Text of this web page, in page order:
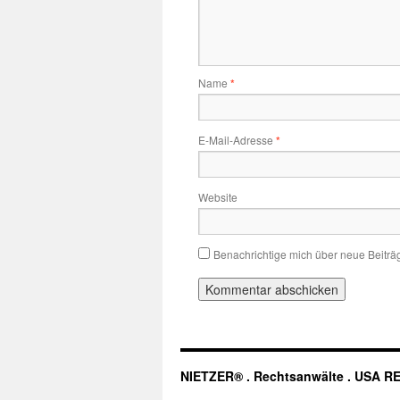
Name *
E-Mail-Adresse *
Website
Benachrichtige mich über neue
NIETZER® . Rechtsanwälte . USA